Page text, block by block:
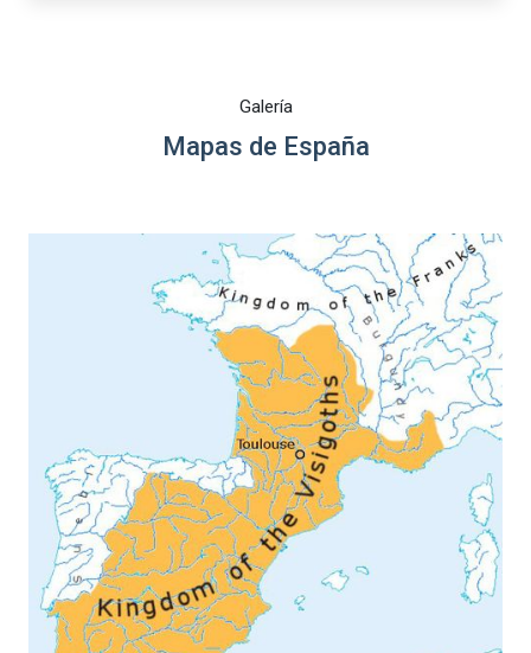
Galería
Mapas de España